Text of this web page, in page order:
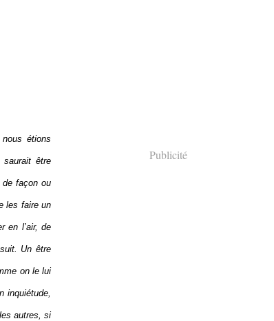
étions
saurait être
façon ou
les faire un
en l’air, de
Un être
on le lui
inquiétude,
autres, si
Publicité